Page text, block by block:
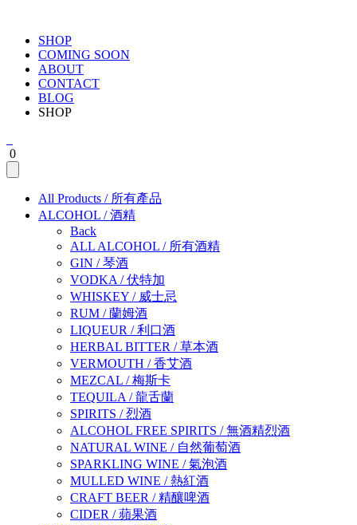
SHOP
COMING SOON
ABOUT
CONTACT
BLOG
SHOP
0
All Products / 所有產品
ALCOHOL /酒精
Back
ALL ALCOHOL / 所有酒精
GIN /琴酒
VODKA /伏特加
WHISKEY / 威士忌
RUM /蘭姆酒
LIQUEUR /利口酒
HERBAL BITTER /草本酒
VERMOUTH /香艾酒
MEZCAL /梅斯卡
TEQUILA /龍舌蘭
SPIRITS /烈酒
ALCOHOL FREE SPIRITS /無酒精烈酒
NATURAL WINE / 自然葡萄酒
SPARKLING WINE /氣泡酒
MULLED WINE /熱紅酒
CRAFT BEER /精釀啤酒
CIDER /蘋果酒